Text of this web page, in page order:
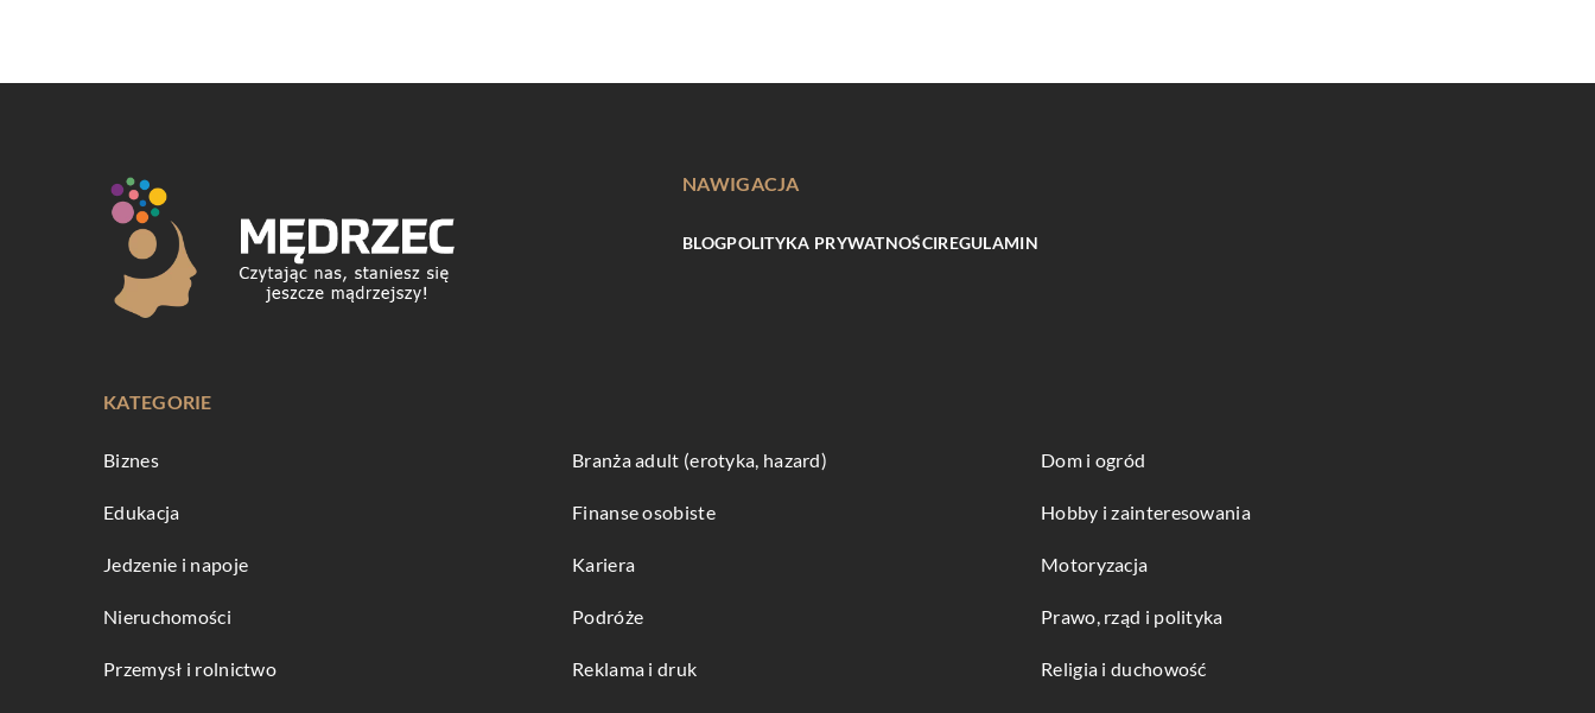
NAWIGACJA
BLOGPOLITYKA PRYWATNOŚCIREGULAMIN
KATEGORIE
Biznes Branża adult (erotyka, hazard) Dom i ogród
Edukacja Finanse osobiste Hobby i zainteresowania
Jedzenie i napoje Kariera Motoryzacja
Nieruchomości Podróże Prawo, rząd i polityka
Przemysł i rolnictwo Reklama i druk Religia i duchowość